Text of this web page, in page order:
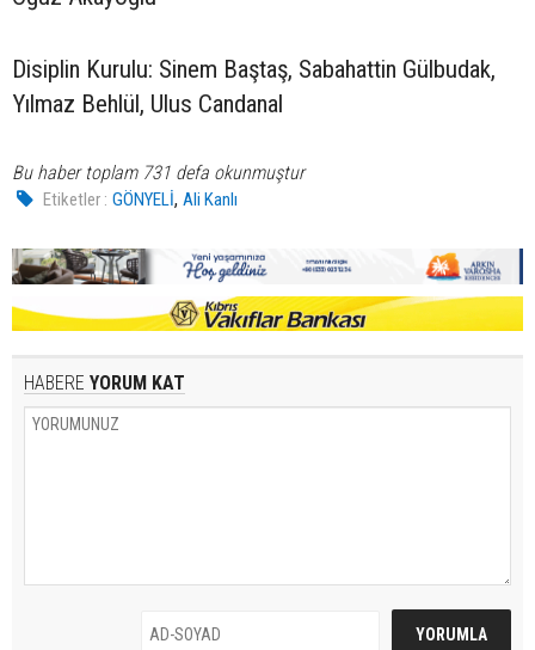
Disiplin Kurulu: Sinem Baştaş, Sabahattin Gülbudak,
Yılmaz Behlül, Ulus Candanal
Bu haber toplam 731 defa okunmuştur
Etiketler : GÖNYELİ,Ali Kanlı
HABERE YORUM KAT